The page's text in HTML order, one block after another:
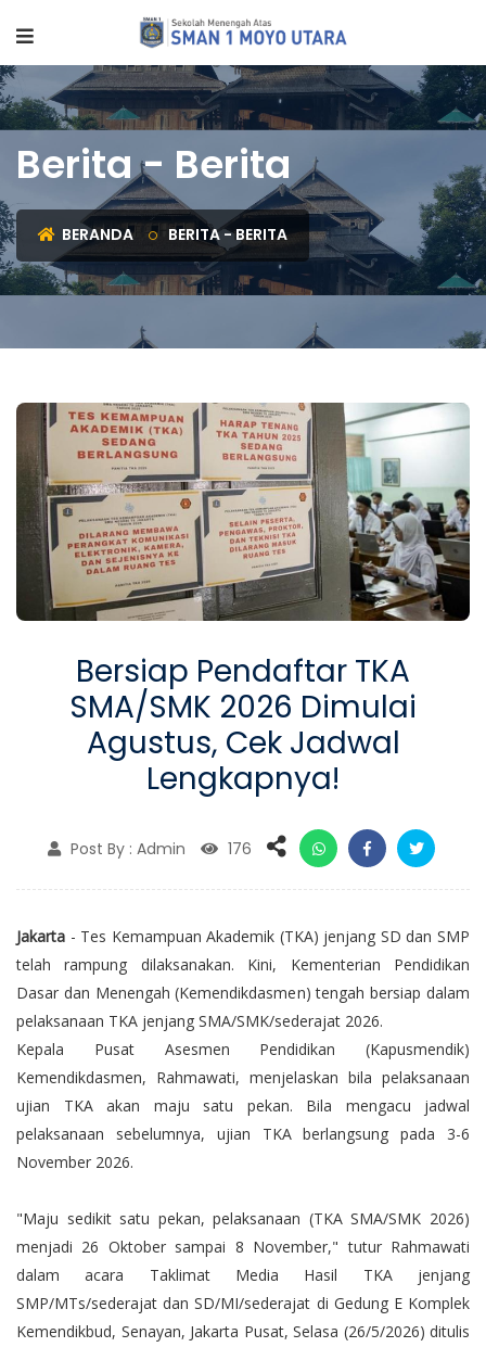
Berita - Berita
BERANDA BERITA - BERITA
Bersiap Pendaftar TKA
SMA/SMK 2026 Dimulai
Agustus, Cek Jadwal
Lengkapnya!
Post By : Admin 176
Jakarta - Tes Kemampuan Akademik (TKA) jenjang SD dan SMP
telah rampung dilaksanakan. Kini, Kementerian Pendidikan
Dasar dan Menengah (Kemendikdasmen) tengah bersiap dalam
pelaksanaan TKA jenjang SMA/SMK/sederajat 2026.
Kepala Pusat Asesmen Pendidikan (Kapusmendik)
Kemendikdasmen, Rahmawati, menjelaskan bila pelaksanaan
ujian TKA akan maju satu pekan. Bila mengacu jadwal
pelaksanaan sebelumnya, ujian TKA berlangsung pada 3-6
November 2026.
"Maju sedikit satu pekan, pelaksanaan (TKA SMA/SMK 2026)
menjadi 26 Oktober sampai 8 November," tutur Rahmawati
dalam acara Taklimat Media Hasil TKA jenjang
SMP/MTs/sederajat dan SD/MI/sederajat di Gedung E Komplek
Kemendikbud, Senayan, Jakarta Pusat, Selasa (26/5/2026) ditulis